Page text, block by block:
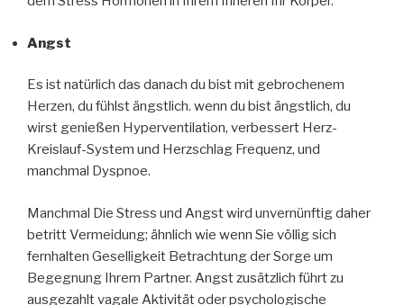
Angst
Es ist natürlich das danach du bist mit gebrochenem
Herzen, du fühlst ängstlich. wenn du bist ängstlich, du
wirst genießen Hyperventilation, verbessert Herz-
Kreislauf-System und Herzschlag Frequenz, und
manchmal Dyspnoe.
Manchmal Die Stress und Angst wird unvernünftig daher
betritt Vermeidung; ähnlich wie wenn Sie völlig sich
fernhalten Geselligkeit Betrachtung der Sorge um
Begegnung Ihrem Partner. Angst zusätzlich führt zu
ausgezahlt vagale Aktivität oder psychologische